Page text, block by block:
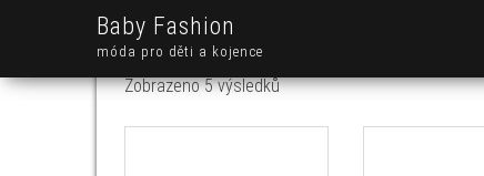
Baby Fashion
móda pro děti a kojence
Zobrazeno 5 výsledkůSeřazeno od nejnovějších